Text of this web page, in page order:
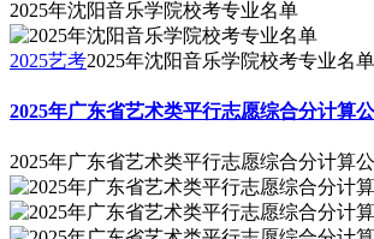
2025年沈阳音乐学院校考专业名单
2025艺考2025年沈阳音乐学院校考专业名单
2025年广东省艺术类平行志愿综合分计算
2025年广东省艺术类平行志愿综合分计算